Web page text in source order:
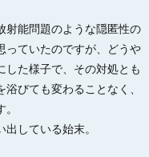
射能問題のような隠匿性の
っていたのですが、どうや
した様子で、その対処とも
びても変わることなく、
している始末。